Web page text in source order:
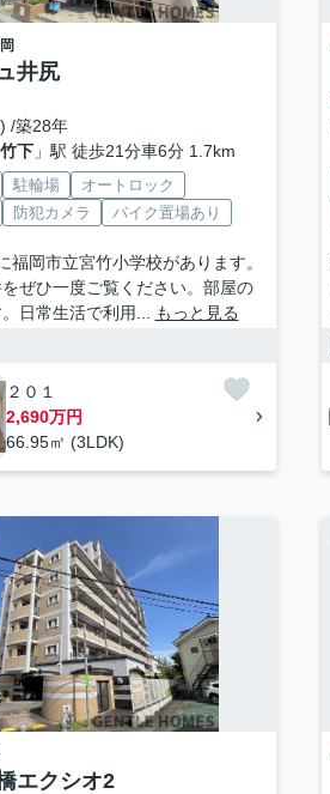
井尻
/築28年
竹下」駅 徒歩21分車6分 1.7km
駐輪場
オートロック
防犯カメラ バイク置場あり
福岡市立宮竹小学校があります。
ぜひ一度ご覧ください。部屋の
日常生活で利用...
もっと見る
２０１
2,690万円
66.95㎡ (3LDK)
エクシオ2